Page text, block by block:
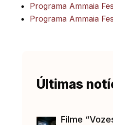
Programa Ammaia
Programa Ammaia
Últimas
Filme